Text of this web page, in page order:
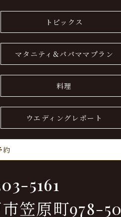
トピックス
マタニティ&パパママプラン
料理
ウエディングレポート
約
5161
笠原町978-50